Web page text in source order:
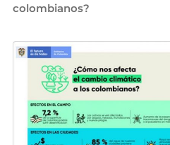
colombianos?